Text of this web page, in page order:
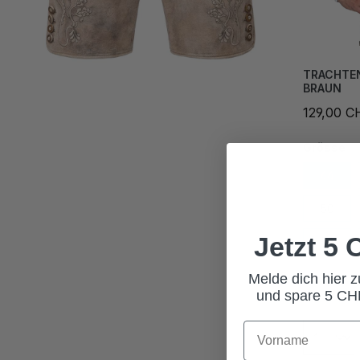
BRAUN
129,00
Grösse
56
62
Jetzt 5
Melde dich hier
und spare 5